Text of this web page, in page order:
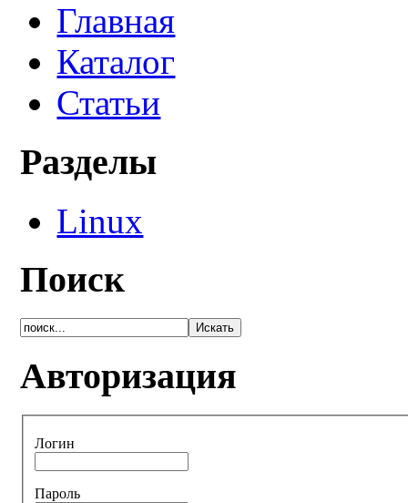
Главная
Каталог
Статьи
Разделы
Linux
Поиск
Авторизация
Логин
Пароль